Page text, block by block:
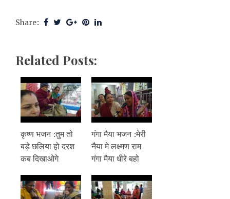
Share:
Related Posts:
कृष्ण भजन :तुम तो
बड़े छलिया हो दरश
कब दिखाओगे
गंगा मैया भजन :मेरी
नैया मे लक्ष्मण राम
गंगा मैया धीरे बहो